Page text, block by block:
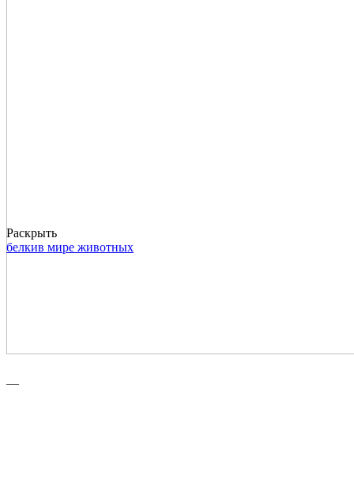
Раскрыть
белкив мире животных
—